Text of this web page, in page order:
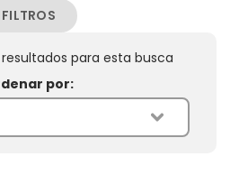
FILTROS
para esta busca
por: